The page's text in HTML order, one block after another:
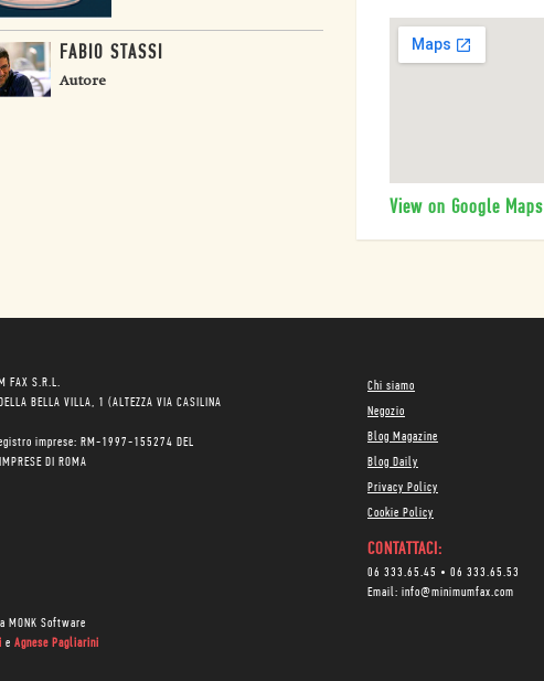
FABIO STASSI
Autore
View on Google Maps
FAX S.R.L.
BELLA VILLA, 1 (ALTEZZA VIA CASILINA
imprese: RM-1997-155274 DEL
DI ROMA
MONK Software
e Agnese Pagliarini
Chi siamo
Negozio
Blog Magazine
Blog Daily
Privacy Policy
Cookie Policy
CONTATTACI:
06 333.65.45 • 06 333.65.53
Email: info@minimumfax.com